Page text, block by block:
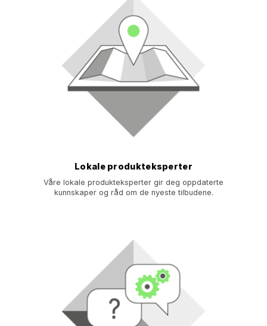
Lokale produkteksperter
Våre lokale produkteksperter gir deg oppdaterte
kunnskaper og råd om de nyeste tilbudene.